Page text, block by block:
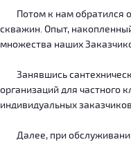
Потом к нам обратился
скважин. Опыт,
множества наших
Занявшись
организаций для частного
индивидуальных
Далее, при обслуживании